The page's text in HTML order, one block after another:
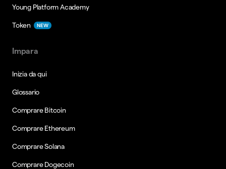
Young Platform Academy
Token NEW
Impara
Inizia da qui
Glossario
Comprare Bitcoin
Comprare Ethereum
Comprare Solana
Comprare Dogecoin